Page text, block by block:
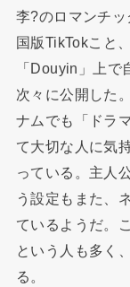
李?のロマンチ
国版TikTokこと
「Douyin」上
次々に公開した
ナムでも「ドラ
て大切な人に気
っている。主人
う設定もまた、
ているようだ。
という人も多く
る。